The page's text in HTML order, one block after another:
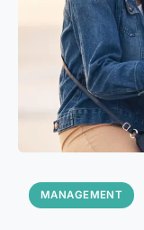
MANAGEMENT